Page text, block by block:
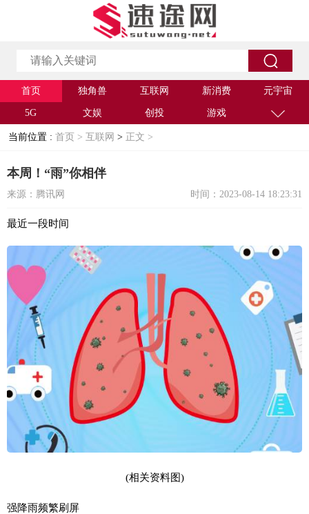
首页 独角兽 互联网 新消费 元宇宙
5G 文娱 创投 游戏
当前位置 : 首页 > 互联网 > 正文 >
本周！“雨”你相伴
来源：腾讯网 时间：2023-08-14 18:23:31
最近一段时间
(相关资料图)
强降雨频繁刷屏